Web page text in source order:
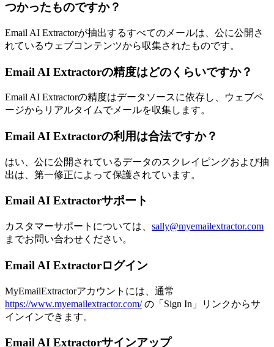
つかったものですか？
Email AI Extractorが抽出するすべてのメールは、公に公開さ
れているウェブコンテンツから収集されたものです。
Email AI Extractorの精度はどのくらいですか？
Email AI Extractorの精度はデータソースに依存し、ウェブペ
ージからリアルタイムでメールを収集します。
Email AI Extractorの利用は合法ですか？
はい、公に公開されているデータのスクレイピングおよび抽
出は、第一修正によって保護されています。
Email AI Extractorサポート
カスタマーサポートについては、 sally@myemailextractor.com
までお問い合わせください。
Email AI Extractorログイン
MyEmailExtractorアカウントには、通常
https://www.myemailextractor.com/の「Sign In」リンクからサ
インインできます。
Email AI Extractorサインアップ